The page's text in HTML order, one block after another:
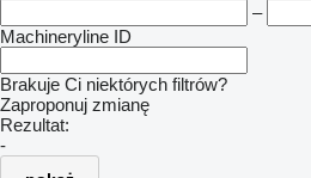
–
Machineryline ID
Brakuje Ci niektórych filtrów?
Zaproponuj zmianę
Rezultat:
-